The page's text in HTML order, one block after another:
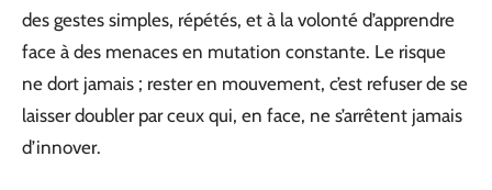
des gestes simples, répétés, et à la volonté d’apprendre
face à des menaces en mutation constante. Le risque
ne dort jamais ; rester en mouvement, c’est refuser de se
laisser doubler par ceux qui, en face, ne s’arrêtent jamais
d’innover.